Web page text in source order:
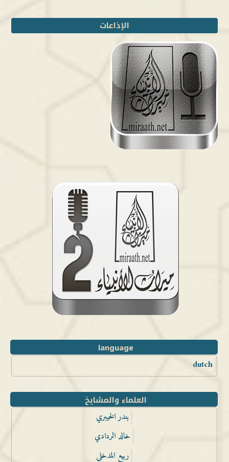
الإذاعات
language
dutch
العلماء والمشايخ
بندر الخيبري
خالد الردادي
ربيع المدخلي